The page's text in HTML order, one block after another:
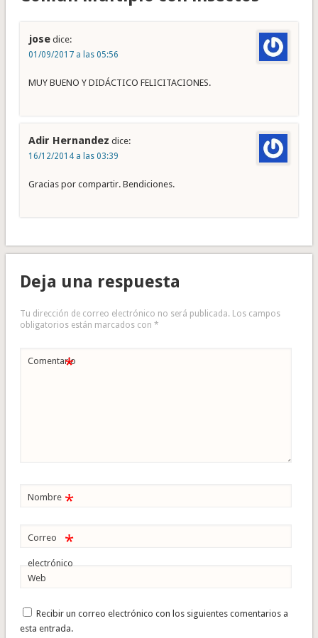
jose dice:
01/09/2017 a las 05:56
MUY BUENO Y DIDÁCTICO FELICITACIONES.
Adir Hernandez dice:
16/12/2014 a las 03:39
Gracias por compartir. Bendiciones.
Deja una respuesta
Tu dirección de correo electrónico no será publicada. Los campos
obligatorios están marcados con *
Comentario
*
Nombre *
Correo
electrónico
*
Web
Recibir un correo electrónico con los siguientes comentarios a
esta entrada.